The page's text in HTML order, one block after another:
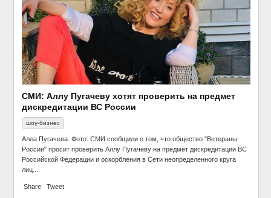
СМИ: Аллу Пугачеву хотят проверить на предмет
дискредитации ВС России
шоу-бизнес
Алла Пугачева. Фото: СМИ сообщили о том, что общество "Ветераны
России" просит проверить Аллу Пугачеву на предмет дискредитации ВС
Российской Федерации и оскорбления в Сети неопределенного круга
лиц....
Share Tweet